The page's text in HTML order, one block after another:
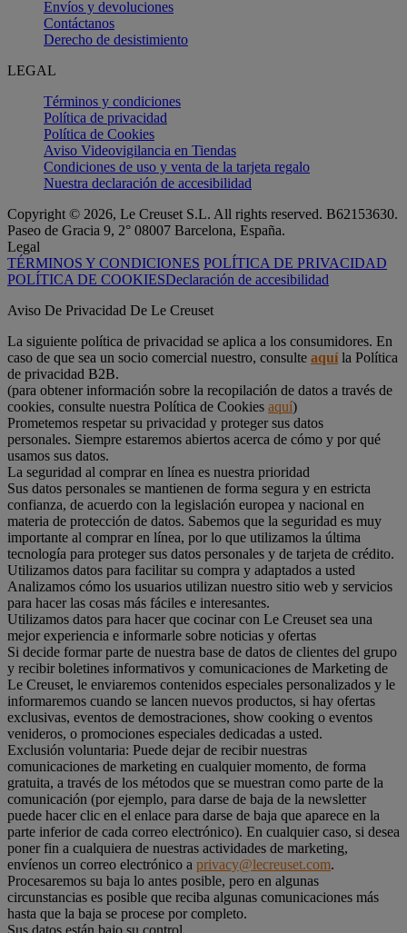
Envíos y devoluciones
Contáctanos
Derecho de desistimiento
LEGAL
Términos y condiciones
Política de privacidad
Política de Cookies
Aviso Videovigilancia en Tiendas
Condiciones de uso y venta de la tarjeta regalo
Nuestra declaración de accesibilidad
Copyright © 2026, Le Creuset S.L. All rights reserved. B62153630.
Paseo de Gracia 9, 2° 08007 Barcelona, España.
Legal
TÉRMINOS Y CONDICIONES POLÍTICA DE PRIVACIDAD
POLÍTICA DE COOKIESDeclaración de accesibilidad
Aviso De Privacidad De Le Creuset
La siguiente política de privacidad se aplica a los consumidores. En
caso de que sea un socio comercial nuestro, consulte aquíla Política
de privacidad B2B.
(para obtener información sobre la recopilación de datos a través de
cookies, consulte nuestra Política de Cookies aquí)
Prometemos respetar su privacidad y proteger sus datos
personales. Siempre estaremos abiertos acerca de cómo y por qué
usamos sus datos.
La seguridad al comprar en línea es nuestra prioridad
Sus datos personales se mantienen de forma segura y en estricta
confianza, de acuerdo con la legislación europea y nacional en
materia de protección de datos. Sabemos que la seguridad es muy
importante al comprar en línea, por lo que utilizamos la última
tecnología para proteger sus datos personales y de tarjeta de crédito.
Utilizamos datos para facilitar su compra y adaptados a usted
Analizamos cómo los usuarios utilizan nuestro sitio web y servicios
para hacer las cosas más fáciles e interesantes.
Utilizamos datos para hacer que cocinar con Le Creuset sea una
mejor experiencia e informarle sobre noticias y ofertas
Si decide formar parte de nuestra base de datos de clientes del grupo
y recibir boletines informativos y comunicaciones de Marketing de
Le Creuset, le enviaremos contenidos especiales personalizados y le
informaremos cuando se lancen nuevos productos, si hay ofertas
exclusivas, eventos de demostraciones, show cooking o eventos
venideros, o promociones especiales dedicadas a usted.
Exclusión voluntaria: Puede dejar de recibir nuestras
comunicaciones de marketing en cualquier momento, de forma
gratuita, a través de los métodos que se muestran como parte de la
comunicación (por ejemplo, para darse de baja de la newsletter
puede hacer clic en el enlace para darse de baja que aparece en la
parte inferior de cada correo electrónico). En cualquier caso, si desea
poner fin a cualquiera de nuestras actividades de marketing,
envíenos un correo electrónico a privacy@lecreuset.com.
Procesaremos su baja lo antes posible, pero en algunas
circunstancias es posible que reciba algunas comunicaciones más
hasta que la baja se procese por completo.